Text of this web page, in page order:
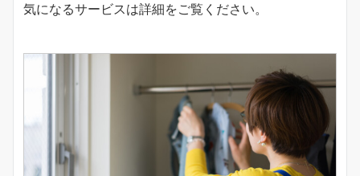
気になるサービスは詳細をご覧ください。